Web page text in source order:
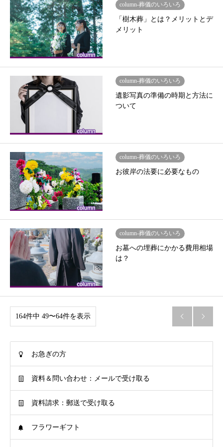
column-葬儀のいろいろ
「樹木葬」とは？メリットとデ
メリット
column-葬儀のいろいろ
遺影写真の準備の時期と方法に
ついて
column-葬儀のいろいろ
お彼岸の法要に必要なもの
column-葬儀のいろいろ
お墓への埋葬にかかる費用相場
は？
164件中 49〜64件を表示  
お急ぎの方
資料＆問い合わせ：メールで受け取る
資料請求：郵送で受け取る
フラワーギフト